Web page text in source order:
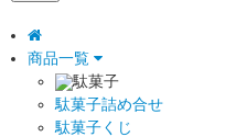
商品一覧
駄菓子
駄菓子詰め合せ
駄菓子くじ